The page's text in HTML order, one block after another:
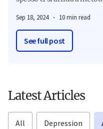
Sep 18, 2024 10 min read
See full post
Latest Articles
All Depression